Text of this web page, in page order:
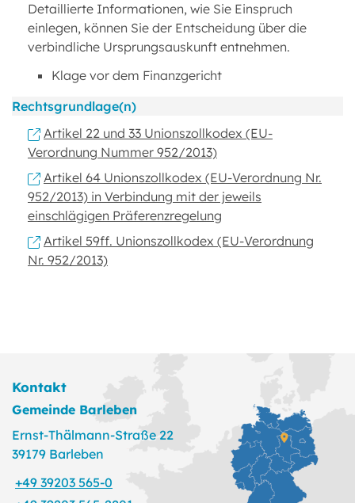
Detaillierte Informationen, wie Sie Einspruch
einlegen, können Sie der Entscheidung über die
verbindliche Ursprungsauskunft entnehmen.
Klage vor dem Finanzgericht
Rechtsgrundlage(n)
Artikel 22 und 33 Unionszollkodex (EU-
Verordnung Nummer 952/2013)
Artikel 64 Unionszollkodex (EU-Verordnung Nr.
952/2013) in Verbindung mit der jeweils
einschlägigen Präferenzregelung
Artikel 59ff. Unionszollkodex (EU-Verordnung
Nr. 952/2013)
Kontakt
Gemeinde Barleben
Ernst-Thälmann-Straße 22
39179 Barleben
+49 39203 565-0